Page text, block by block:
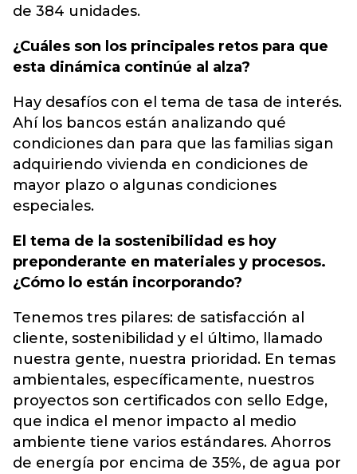
de 384 unidades.
¿Cuáles son los principales retos para que
esta dinámica continúe al alza?
Hay desafíos con el tema de tasa de interés.
Ahí los bancos están analizando qué
condiciones dan para que las familias sigan
adquiriendo vivienda en condiciones de
mayor plazo o algunas condiciones
especiales.
El tema de la sostenibilidad es hoy
preponderante en materiales y procesos.
¿Cómo lo están incorporando?
Tenemos tres pilares: de satisfacción al
cliente, sostenibilidad y el último, llamado
nuestra gente, nuestra prioridad. En temas
ambientales, específicamente, nuestros
proyectos son certificados con sello Edge,
que indica el menor impacto al medio
ambiente tiene varios estándares. Ahorros
de energía por encima de 35%, de agua por